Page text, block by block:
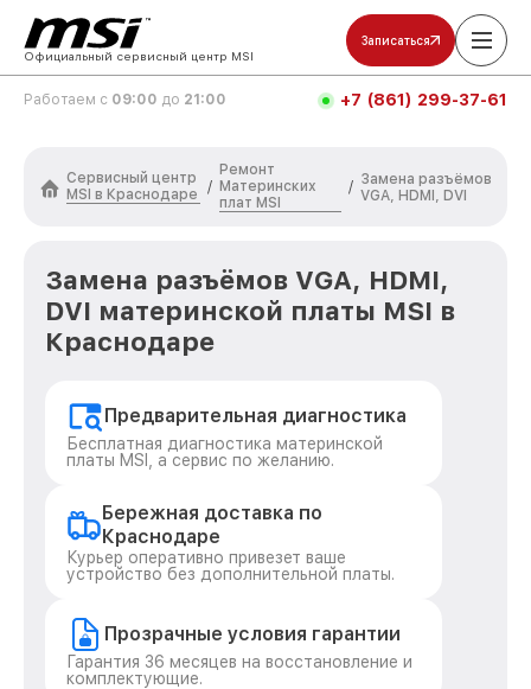
Официальный сервисный центр MSI
Записаться
Работаем с 09:00 до 21:00 +7 (861) 299-37-61
Сервисный центр
MSI в Краснодаре
/
Ремонт
Материнских
плат MSI
/ Замена разъёмов
VGA, HDMI, DVI
Замена разъёмов VGA, HDMI,
DVI материнской платы MSI в
Краснодаре
Предварительная диагностика
Бесплатная диагностика материнской
платы MSI, а сервис по желанию.
Бережная доставка по
Краснодаре
Курьер оперативно привезет ваше
устройство без дополнительной платы.
Прозрачные условия гарантии
Гарантия 36 месяцев на восстановление и
комплектующие.